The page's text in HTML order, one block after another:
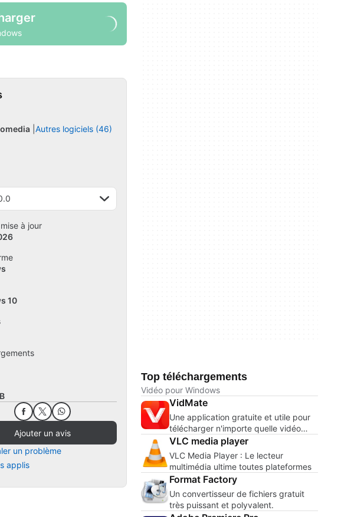
Autres logiciels (46)
à jour
10
Ajouter un avis
un problème
applis
Top téléchargements
Vidéo pour Windows
VidMate
Une application gratuite et utile pour
télécharger n'importe quelle vidéo
d'Internet.
VLC media player
VLC Media Player : Le lecteur
multimédia ultime toutes plateformes
Format Factory
Un convertisseur de fichiers gratuit
très puissant et polyvalent.